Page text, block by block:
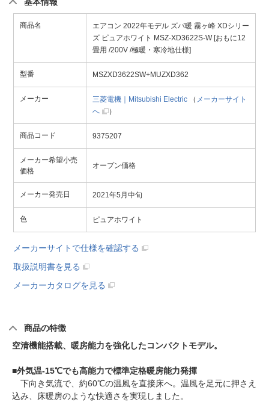
商品名
エアコン 2022年モデル ズバ暖 霧ヶ峰 XDシリー
ズ ピュアホワイト MSZ-XD3622S-W [おもに12
畳用 /200V /極暖・寒冷地仕様]
型番 MSZXD3622SW+MUZXD362
メーカー 三菱電機｜Mitsubishi Electric （ メーカーサイト
へ
）
商品コード 9375207
メーカー希望小売
価格
オープン価格
メーカー発売日 2021年5月中旬
色 ピュアホワイト
メーカーサイトで仕様を確認する
取扱説明書を見る
メーカーカタログを見る
商品の特徴
空清機能搭載、暖房能力を強化したコンパクトモデル。
■外気温-15℃でも高能力で標準定格暖房能力発揮
下向き気流で、約60℃の温風を直接床へ。温風を足元に押さえ
込み、床暖房のような快適さを実現しました。